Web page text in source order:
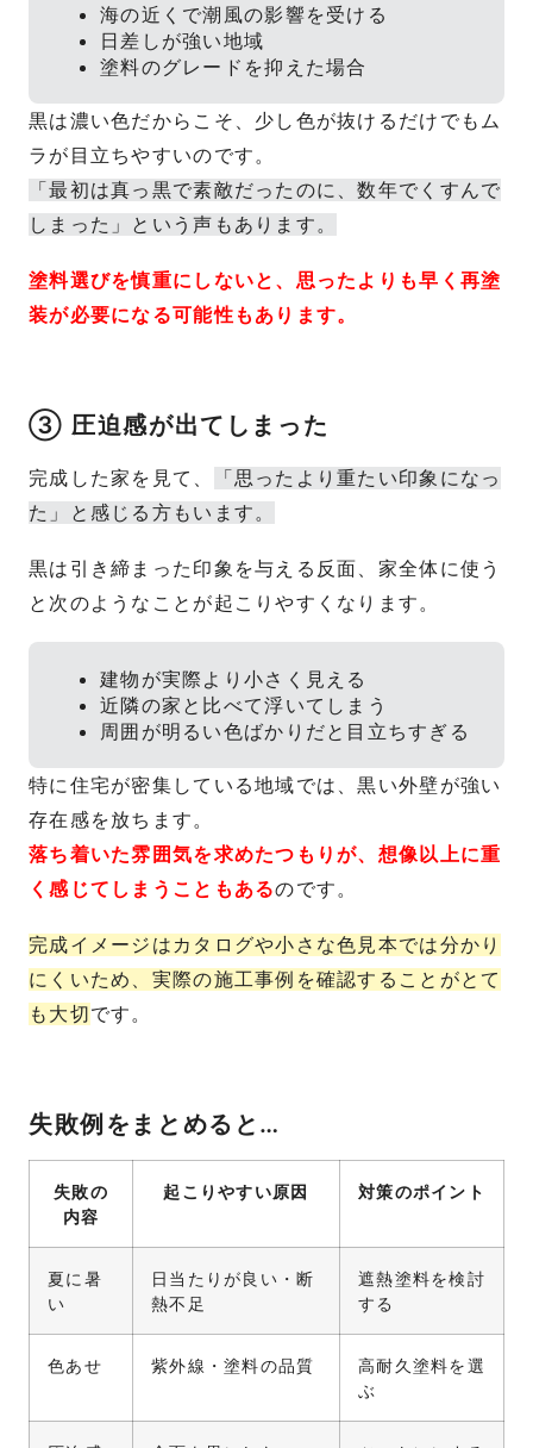
海の近くで潮風の影響を受ける
日差しが強い地域
塗料のグレードを抑えた場合
黒は濃い色だからこそ、少し色が抜けるだけでもム
ラが目立ちやすいのです。
「最初は真っ黒で素敵だったのに、数年でくすんで
しまった」という声もあります。
塗料選びを慎重にしないと、思ったよりも早く再塗
装が必要になる可能性もあります。
③ 圧迫感が出てしまった
完成した家を見て、
「思ったより重たい印象になっ
た」と感じる方もいます。
黒は引き締まった印象を与える反面、家全体に使う
と次のようなことが起こりやすくなります。
建物が実際より小さく見える
近隣の家と比べて浮いてしまう
周囲が明るい色ばかりだと目立ちすぎる
特に住宅が密集している地域では、黒い外壁が強い
存在感を放ちます。
落ち着いた雰囲気を求めたつもりが、想像以上に重
く感じてしまうこともあるのです。
完成イメージはカタログや小さな色見本では分かり
にくいため、実際の施工事例を確認することがとて
も大切です。
失敗例をまとめると…
失敗の
内容
起こりやすい原因 対策のポイント
夏に暑
い
日当たりが良い・断
熱不足
遮熱塗料を検討
する
色あせ 紫外線・塗料の品質
高耐久塗料を選
ぶ